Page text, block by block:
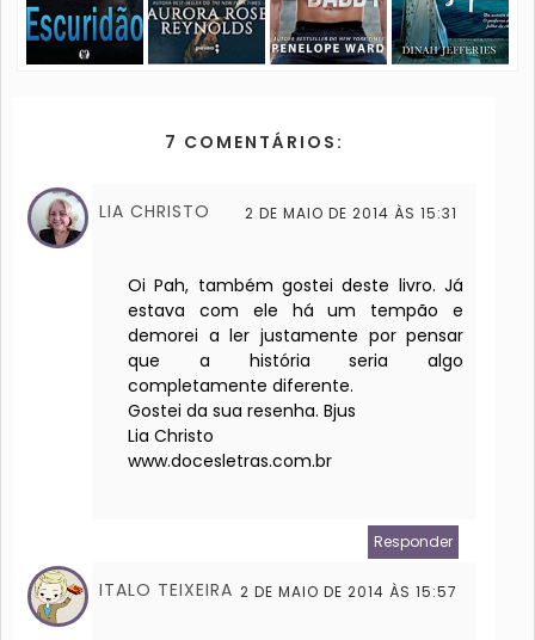
7 COMENTÁRIOS:
LIA CHRISTO 2 DE MAIO DE 2014 ÀS 15:31
Oi Pah, também gostei deste livro. Já
estava com ele há um tempão e
demorei a ler justamente por pensar
que a história seria algo
completamente diferente.
Gostei da sua resenha. Bjus
Lia Christo
www.docesletras.com.br
Responder
ITALO TEIXEIRA 2 DE MAIO DE 2014 ÀS 15:57